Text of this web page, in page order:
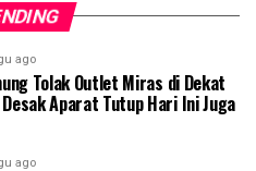
ago
Tolak Outlet Miras di Dekat
Aparat Tutup Hari Ini Juga
ago